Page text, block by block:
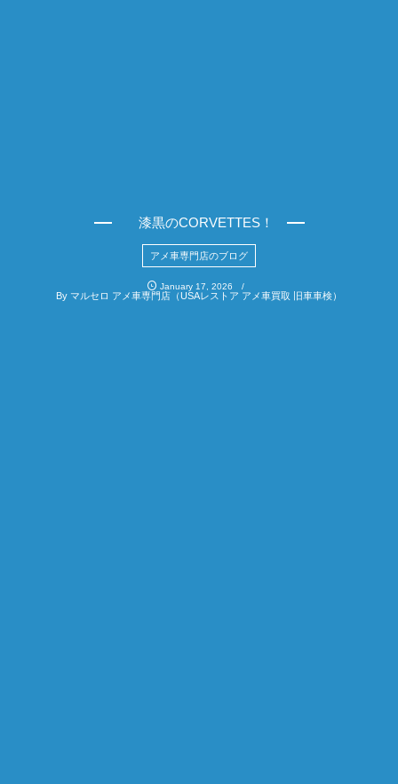
漆黒のCORVETTES！
アメ車専門店のブログ
January 17 2026
By マルセロ アメ車専門店（USAレストア アメ車買取 旧車車検）